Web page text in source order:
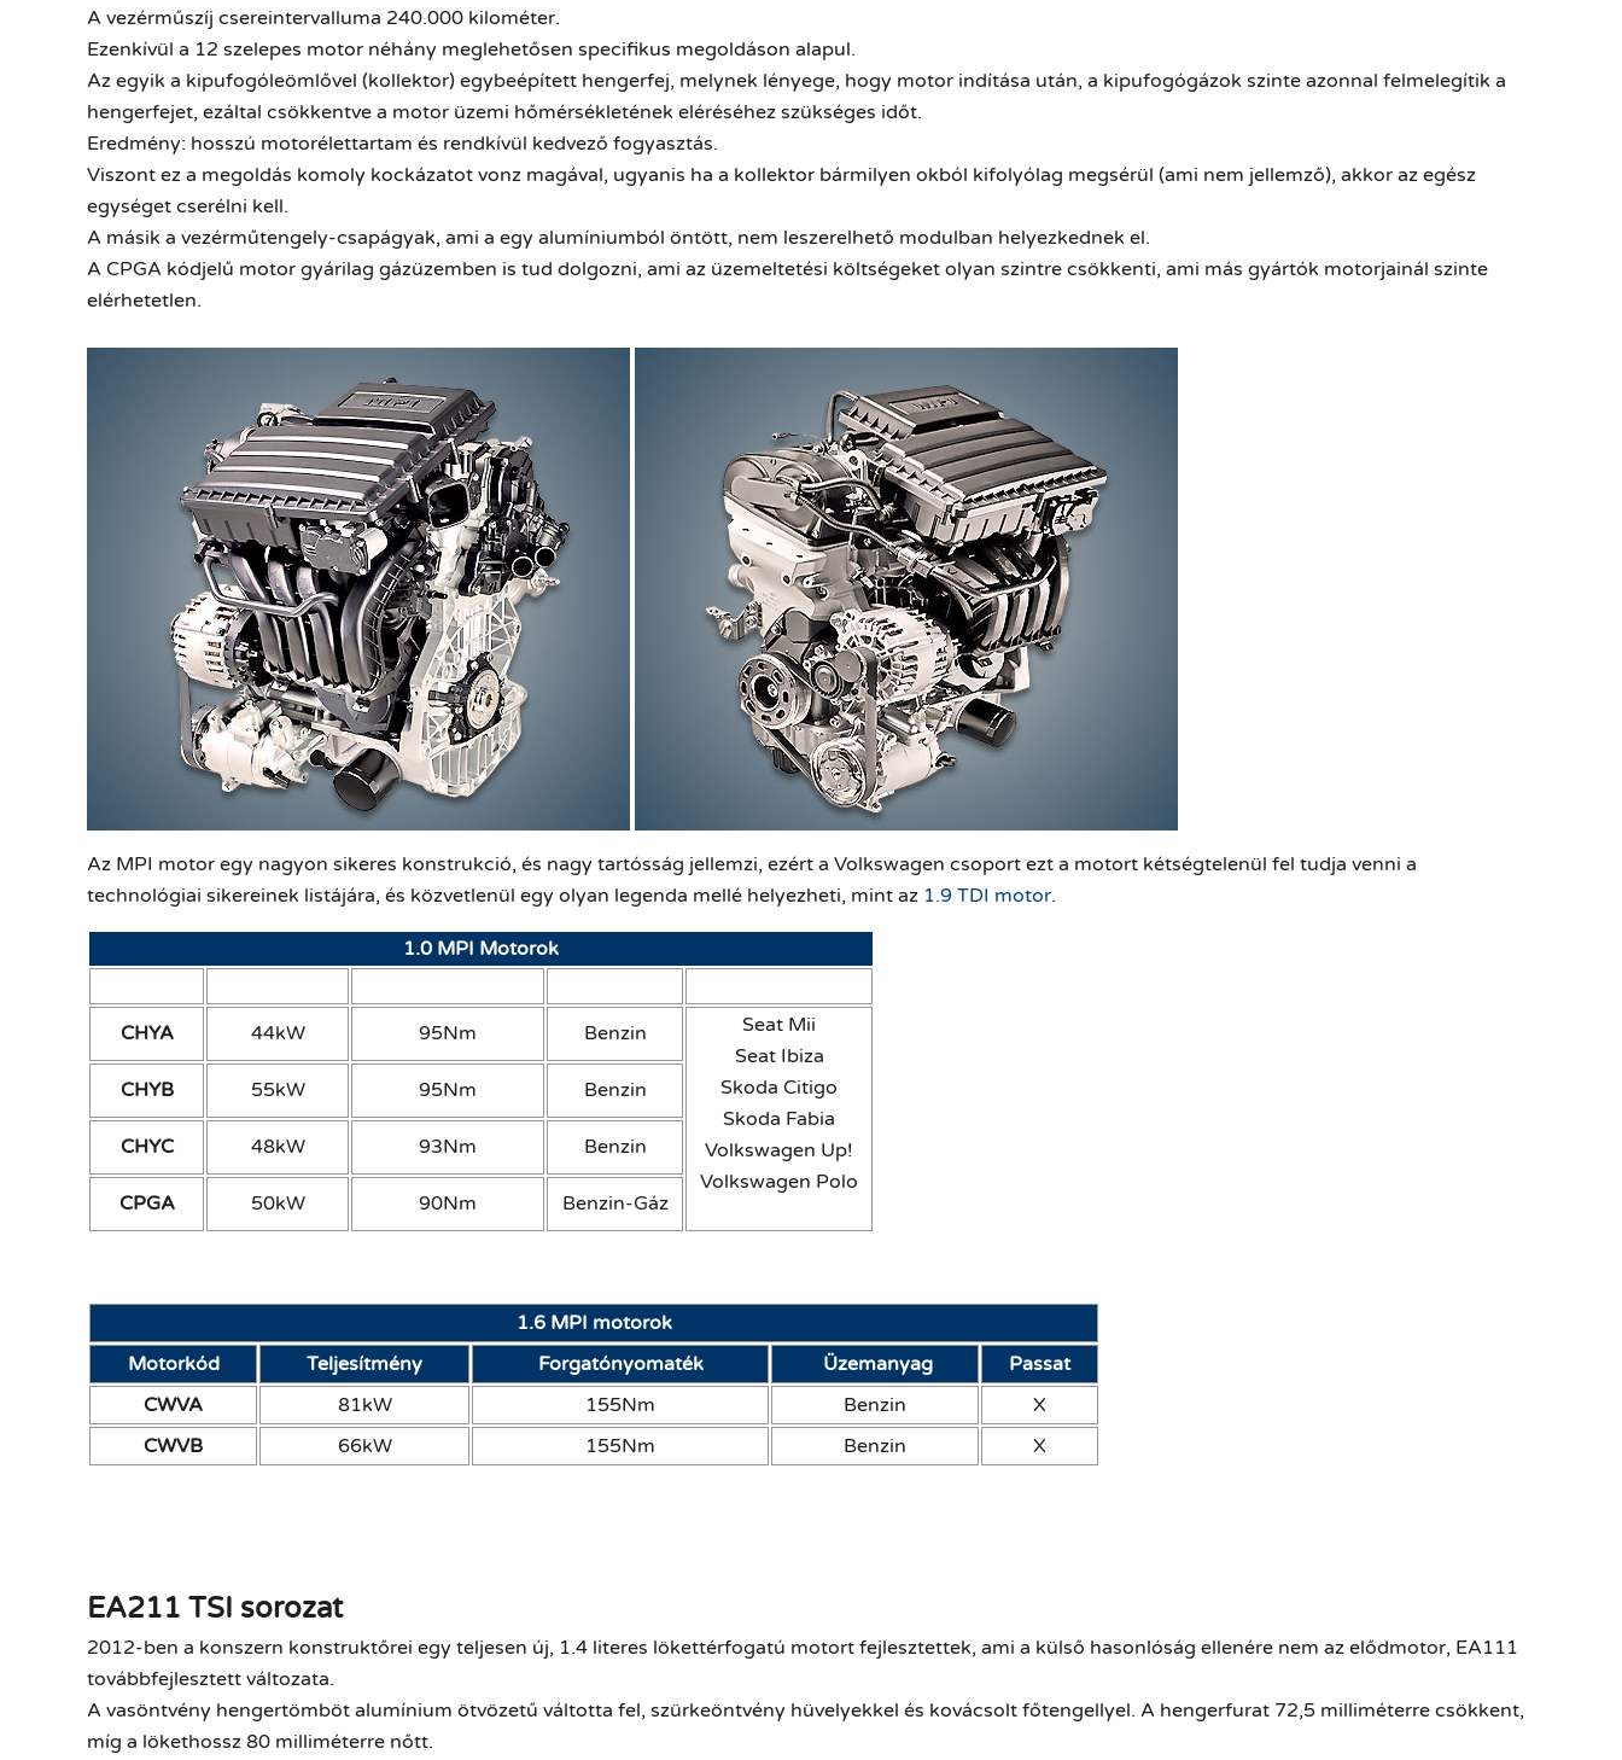
A vezérműszíj csereintervalluma 240.000 kilométer.
Ezenkívül a 12 szelepes motor néhány meglehetősen specifikus megoldáson alapul.
Az egyik a kipufogóleömlővel (kollektor) egybeépített hengerfej, melynek lényege, hogy motor indítása után, a kipufogógázok szinte azonnal felmelegítik a
hengerfejet, ezáltal csökkentve a motor üzemi hőmérsékletének eléréséhez szükséges időt.
Eredmény: hosszú motorélettartam és rendkívül kedvező fogyasztás.
Viszont ez a megoldás komoly kockázatot vonz magával, ugyanis ha a kollektor bármilyen okból kifolyólag megsérül (ami nem jellemző), akkor az egész
egységet cserélni kell.
A másik a vezérműtengely-csapágyak, ami a egy alumíniumból öntött, nem leszerelhető modulban helyezkednek el.
A CPGA kódjelű motor gyárilag gázüzemben is tud dolgozni, ami az üzemeltetési költségeket olyan szintre csökkenti, ami más gyártók motorjainál szinte
elérhetetlen.
Az MPI motor egy nagyon sikeres konstrukció, és nagy tartósság jellemzi, ezért a Volkswagen csoport ezt a motort kétségtelenül fel tudja venni a
technológiai sikereinek listájára, és közvetlenül egy olyan legenda mellé helyezheti, mint az 1.9 TDI motor.
1.0 MPI Motorok
CHYA
44kW 95Nm Benzin
Seat Mii
Seat Ibiza
Skoda Citigo
Skoda Fabia
Volkswagen Up!
Volkswagen Polo
CHYB 55kW 95Nm Benzin
CHYC 48kW 93Nm Benzin
CPGA 50kW 90Nm Benzin-Gáz
1.6 MPI motorok
Motorkód
Teljesítmény Forgatónyomaték Üzemanyag
Passat
CWVA
81kW 155Nm Benzin
X
CWVB
66kW 155Nm Benzin X
EA211 TSI sorozat
2012-ben a konszern konstruktőrei egy teljesen új, 1.4 literes lökettérfogatú motort fejlesztettek, ami a külső hasonlóság ellenére nem az elődmotor, EA111
továbbfejlesztett változata.
A vasöntvény hengertömböt alumínium ötvözetű váltotta fel, szürkeöntvény hüvelyekkel és kovácsolt főtengellyel. A hengerfurat 72,5 milliméterre csökkent,
míg a lökethossz 80 milliméterre nőtt.